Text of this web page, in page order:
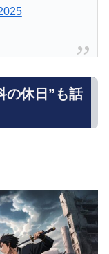
の休日”も話